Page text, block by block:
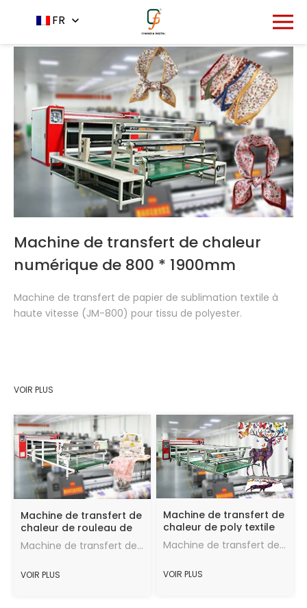
FR
Accueil - Produit Machine de transfert de chaleur
Machine de transfert de chaleur
numérique de 800 * 1900mm
rouleau
Machine de transfert de papier de sublimation textile à
haute vitesse (JM-800) pour tissu de polyester.
VOIR PLUS
Machine de transfert de
chaleur de rouleau de
600mm pour
l'impression numérique
chaleur de tissu poly
Machine de transfert de papier de sublimation textile à haute vitesse (JM-600) pour tissu de polyester.
VOIR PLUS
Machine de transfert de
chaleur de poly textile
de rouleau à haute
vitesse de 1000mm pour
de tissu poly
Machine de transfert de papier de sublimation textile à haute vitesse (JM-420) pour tissu de polyester.
VOIR PLUS